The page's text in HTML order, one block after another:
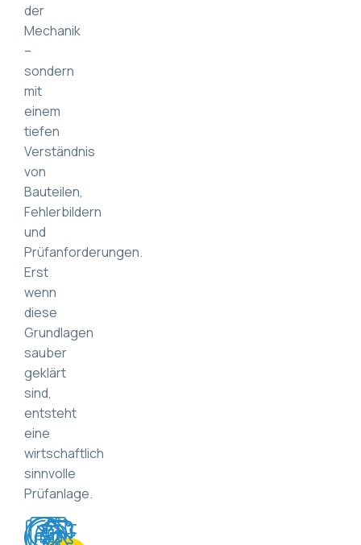
der
Mechanik
–
sondern
mit
einem
tiefen
Verständnis
von
Bauteilen,
Fehlerbildern
und
Prüfanforderungen.
Erst
wenn
diese
Grundlagen
sauber
geklärt
sind,
entsteht
eine
wirtschaftlich
sinnvolle
Prüfanlage.